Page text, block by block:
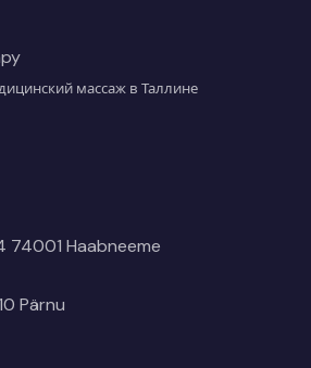
массаж в Таллине
74001 Haabneeme
Pärnu